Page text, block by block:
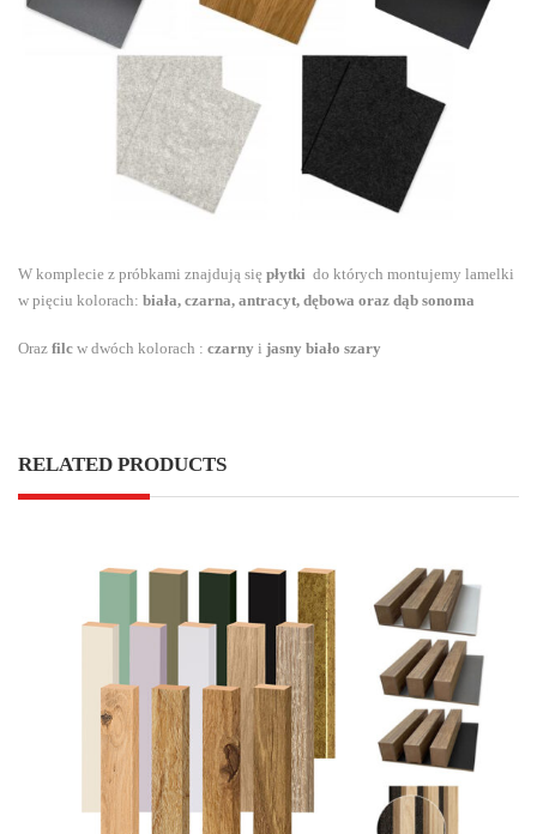
W komplecie z próbkami znajdują się płytki do których montujemy lamelki
w pięciu kolorach: biała, czarna, antracyt, dębowa oraz dąb sonoma
Oraz filc w dwóch kolorach : czarny i jasny biało szary
RELATED PRODUCTS